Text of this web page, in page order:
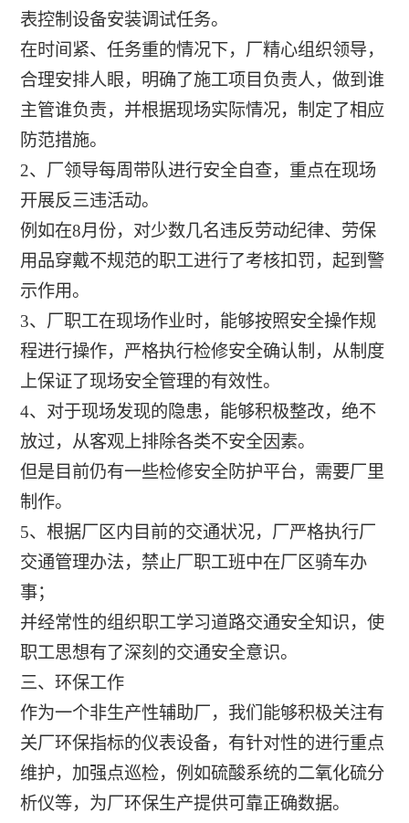
表控制设备安装调试任务。
在时间紧、任务重的情况下，厂精心组织领导，
合理安排人眼，明确了施工项目负责人，做到谁
主管谁负责，并根据现场实际情况，制定了相应
防范措施。
2、厂领导每周带队进行安全自查，重点在现场
开展反三违活动。
例如在8月份，对少数几名违反劳动纪律、劳保
用品穿戴不规范的职工进行了考核扣罚，起到警
示作用。
3、厂职工在现场作业时，能够按照安全操作规
程进行操作，严格执行检修安全确认制，从制度
上保证了现场安全管理的有效性。
4、对于现场发现的隐患，能够积极整改，绝不
放过，从客观上排除各类不安全因素。
但是目前仍有一些检修安全防护平台，需要厂里
制作。
5、根据厂区内目前的交通状况，厂严格执行厂
交通管理办法，禁止厂职工班中在厂区骑车办
事；
并经常性的组织职工学习道路交通安全知识，使
职工思想有了深刻的交通安全意识。
三、环保工作
作为一个非生产性辅助厂，我们能够积极关注有
关厂环保指标的仪表设备，有针对性的进行重点
维护，加强点巡检，例如硫酸系统的二氧化硫分
析仪等，为厂环保生产提供可靠正确数据。